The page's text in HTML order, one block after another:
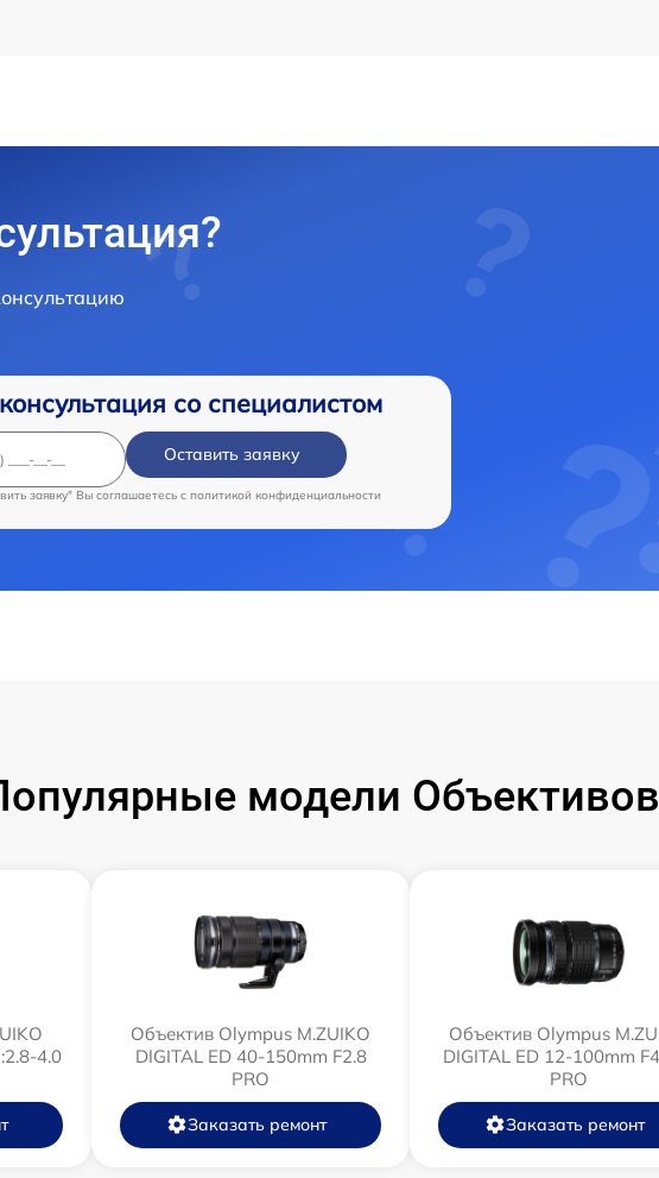
со специалистом
Оставить заявку
заявку" Вы соглашаетесь c политикой конфиденциальности
модели
4.0
Объектив Olympus M.ZUIKO
DIGITAL ED 40-150mm F2.8
PRO
Заказать ремонт
Объектив Olympus
DIGITAL ED 12‑100mm
PRO
Заказать ремонт